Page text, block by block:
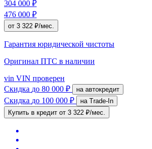
304 000 ₽
476 000 ₽
от 3 322 ₽/мес.
Гарантия юридической чистоты
Оригинал ПТС в наличии
vin VIN проверен
Скидка до 80 000 ₽ на автокредит
Скидка до 100 000 ₽
на Trade-In
Купить в кредит от 3 322 ₽/мес.